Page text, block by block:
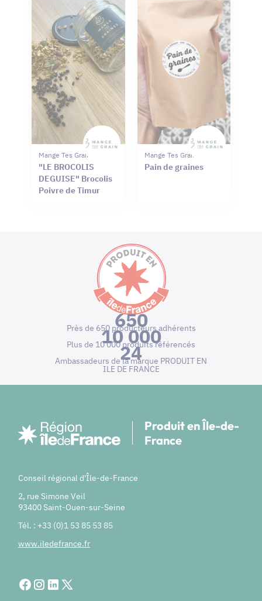
Mange Tes Graines
"LE BROCOLIS
DEGUISE" Brocolis
Poivre de Timur
Mange Tes Graines
Pain de graines
650
Près de 650 producteurs adhérents
10 000
Plus de 10 000 produits référencés
24
Ambassadeurs de la marque PRODUIT EN
ILE DE FRANCE
Produit en Île-de-
France
Conseil régional d'Île-de-France
2, rue Simone Veil
93400 Saint-Ouen-sur-Seine
Tél. : +33 (0)1 53 85 53 85
www.iledefrance.fr